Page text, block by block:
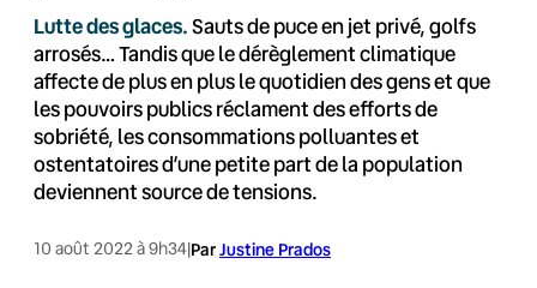
Lutte des glaces.Sauts de puce en jet privé, golfs
arrosés… Tandis que le dérèglement climatique
affecte de plus en plus le quotidien des gens et que
les pouvoirs publics réclament des efforts de
sobriété, les consommations polluantes et
ostentatoires d’une petite part de la population
deviennent source de tensions.
10 août 2022 à 9h34|ParJustine Prados